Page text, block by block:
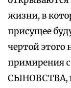
жизни, в
присущее
чертой этого
примирения с
СЫНОВСТВА,